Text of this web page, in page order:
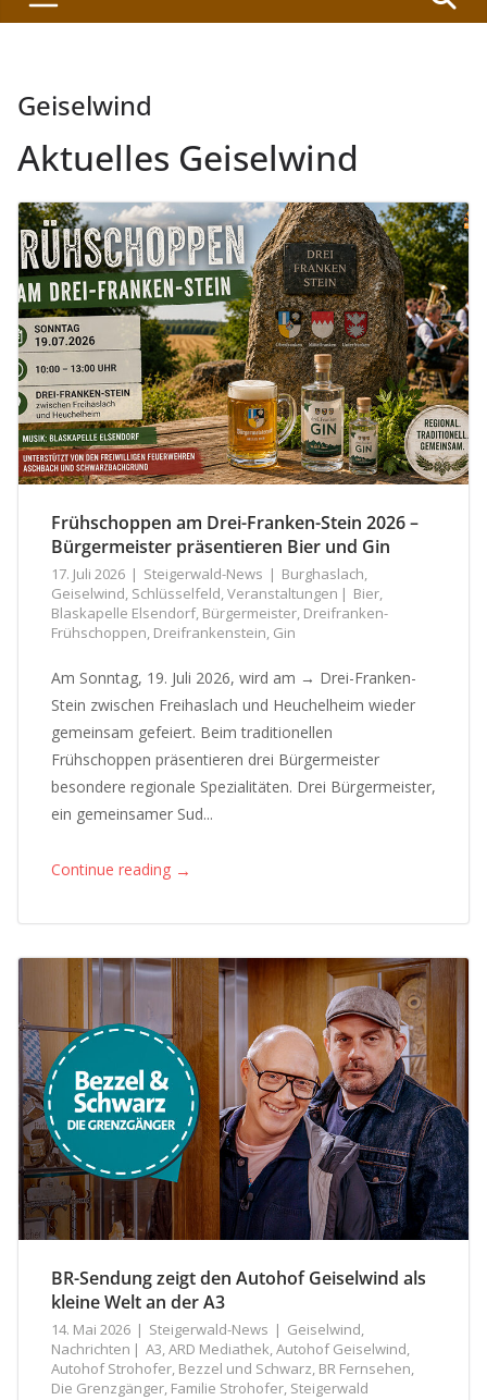
Geiselwind
Aktuelles Geiselwind
Frühschoppen am Drei-Franken-Stein 2026 –
Bürgermeister präsentieren Bier und Gin
17. Juli 2026 Steigerwald-News Burghaslach,
Geiselwind, Schlüsselfeld,Veranstaltungen Bier,
Blaskapelle Elsendorf, Bürgermeister, Dreifranken-
Frühschoppen, Dreifrankenstein, Gin
Am Sonntag, 19. Juli 2026, wird am → Drei-Franken-
Stein zwischen Freihaslach und Heuchelheim wieder
gemeinsam gefeiert. Beim traditionellen
Frühschoppen präsentieren drei Bürgermeister
besondere regionale Spezialitäten. Drei Bürgermeister,
ein gemeinsamer Sud...
Continue reading →
BR-Sendung zeigt den Autohof Geiselwind als
kleine Welt an der A3
14. Mai 2026 Steigerwald-News Geiselwind,
Nachrichten
A3,ARD Mediathek,Autohof Geiselwind,
Autohof Strohofer, Bezzel und Schwarz, BR Fernsehen,
Die Grenzgänger, Familie Strohofer, Steigerwald